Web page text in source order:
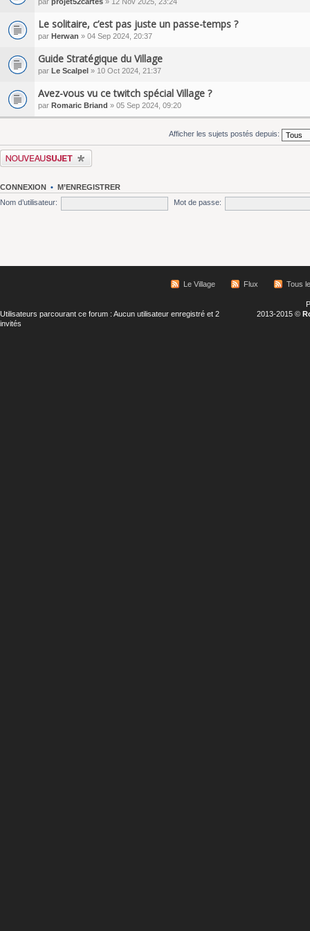
Le solitaire, c’est pas juste un passe-temps ?
par Herwan » 04 Sep 2024, 20:37
Guide Stratégique du Village
par Le Scalpel » 10 Oct 2024, 21:37
Avez-vous vu ce twitch spécial Village ?
par Romaric Briand » 05 Sep 2024, 09:20
Afficher les sujets postés depuis:
Écrire un nouveau sujet
CONNEXION • M’ENREGISTRER
Nom d’utilisateur:
Mot de passe:
Le Village Flux Tous
Utilisateurs parcourant ce forum : Aucun utilisateur enregistré et 2
invités
2013-2015 ©